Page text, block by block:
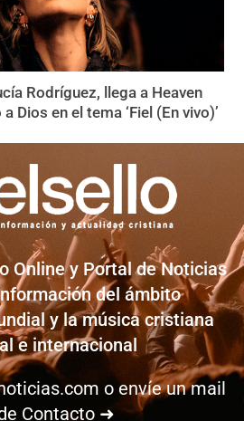
Rodríguez, llega a Heaven
Dios en el tema ‘Fiel (En vivo)’
Online y Portal de Noticias
del ámbito
y la música cristiana
e internacional
o envíe un mail
Contacto ➜